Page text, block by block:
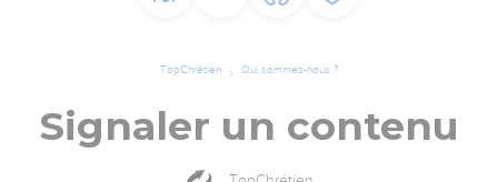
TopChrétien Qui sommes-nous ?
Signaler un contenu